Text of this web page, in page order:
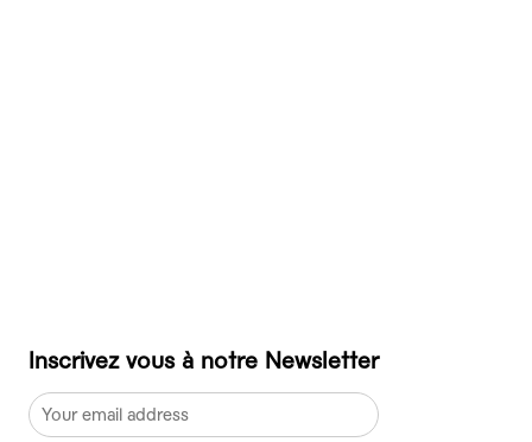
Inscrivez vous à notre Newsletter